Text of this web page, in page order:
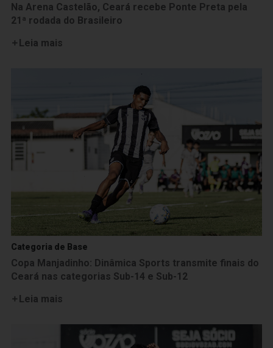
Na Arena Castelão, Ceará recebe Ponte Preta pela
21ª rodada do Brasileiro
Leia mais
Categoria de Base
Copa Manjadinho: Dinâmica Sports transmite finais do
Ceará nas categorias Sub-14 e Sub-12
Leia mais